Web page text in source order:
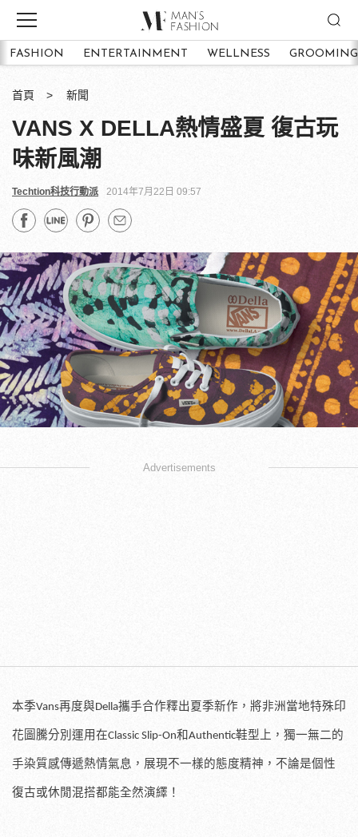
FASHION ENTERTAINMENT WELLNESS GROOMING
首頁 新聞
VANS X DELLA熱情盛夏 復古玩
味新風潮
Techtion科技行動派 2014年7月22日 09:57
Advertisements
本季Vans再度與 Della攜手合作釋出夏季新作，將非洲當地特殊印
花圖騰分別運用在Classic Slip-On和Authentic鞋型上，獨一無二的
手染質感傳遞熱情氣息，展現不一樣的態度精神，不論是個性
復古或休閒混搭都能全然演繹！